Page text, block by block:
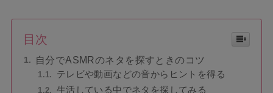
目次
自分でASMRのネタを探すときのコツ
テレビや動画などの音からヒントを得る
生活している中でネタを探してみる